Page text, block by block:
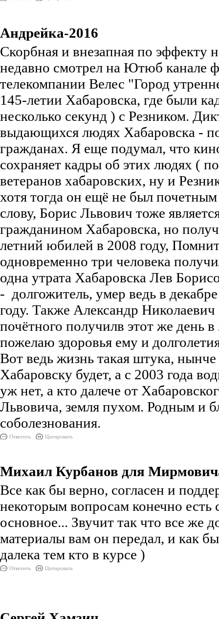
Андрейка-2016
Скорбная и внезапная по эффекту
недавно смотрел на Ютюб канале
телекомпании Велес "Город
145-летии Хабаровска, где были
несколько секунд ) с Резником.
выдающихся людях Хабаровска -
гражданах. Я еще подумал, что
сохраняет кадры об этих людях (
ветеранов хабаровских, ну и
хотя тогда он ещё не был
слову, Борис Львович тоже
гражданином Хабаровска, но
летний юбилей в 2008 году,
одновременно три человека
одна утрата Хабаровска Лев
- долгожитель, умер ведь в
году. Также Александр
почётного получилв этот же день в
пожелаю здоровья ему и
Вот ведь жизнь такая штука, нынче
Хабаровску будет, а с 2003 года
уж нет, а кто далече от
Львовича, земля пухом. Родным и
соболезнования.
Ответить Цитировать
Михаил Курбанов для
Все как бы верно, согласен и
некоторым вопросам конечно есть
основное... Звучит так что все же
материалы вам он передал, и как
далека тем кто в курсе )
Ответить Цитировать